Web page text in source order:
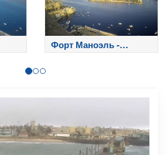
Форт Маноэль -
Мальта